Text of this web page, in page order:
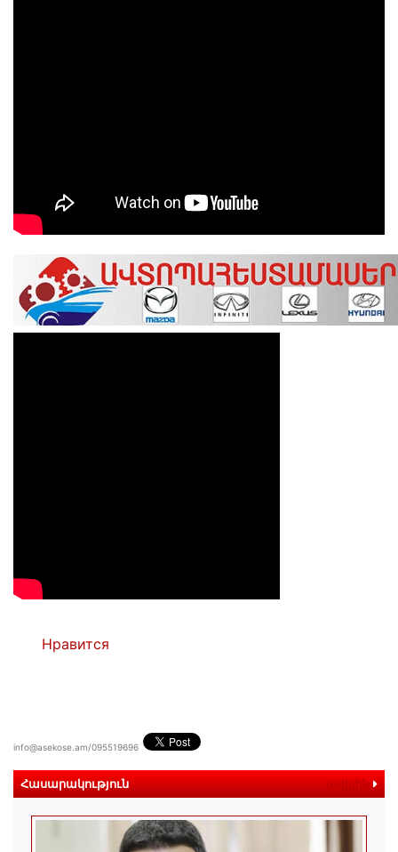
Нравится
info@asekose.am/095519696
Հասարակություն ավելին